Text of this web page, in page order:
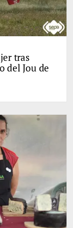
tras
del Jou de